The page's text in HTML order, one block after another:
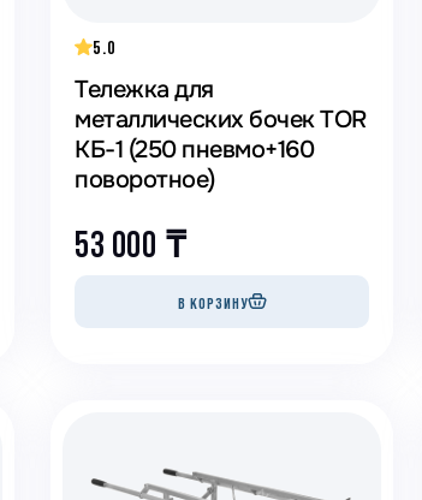
5.0
Тележка для
металлических бочек TOR
КБ-1 (250 пневмо+160
поворотное)
53 000 ₸
В КОРЗИНУ